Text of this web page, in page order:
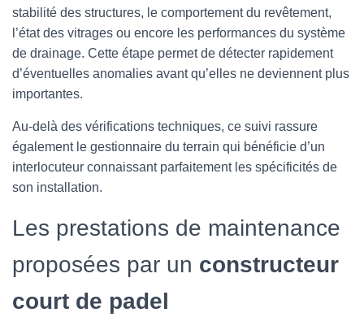
stabilité des structures, le comportement du revêtement,
l’état des vitrages ou encore les performances du système
de drainage. Cette étape permet de détecter rapidement
d’éventuelles anomalies avant qu’elles ne deviennent plus
importantes.
Au-delà des vérifications techniques, ce suivi rassure
également le gestionnaire du terrain qui bénéficie d’un
interlocuteur connaissant parfaitement les spécificités de
son installation.
Les prestations de maintenance
proposées par un constructeur
court de padel